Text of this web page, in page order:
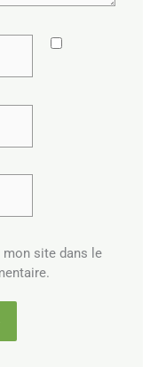
mon site dans le